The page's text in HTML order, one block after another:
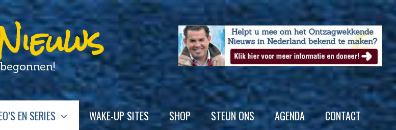
EN SERIES WAKE-UP SITES SHOP STEUN ONS AGENDA CONTACT